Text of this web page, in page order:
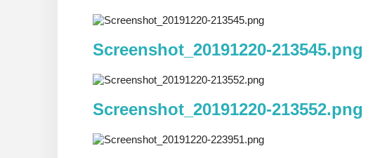
Screenshot_20191220-213545.png
Screenshot_20191220-213552.png